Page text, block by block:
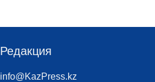
Редакция
info@KazPress.kz